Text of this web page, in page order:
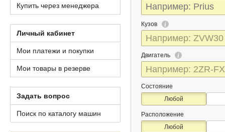
Кузов
Двигатель
Состояние
Любой
Расположение
Любой
Купить через менеджера
Личный кабинет
Мои платежи и покупки
Мои товары в резерве
Задать вопрос
Поиск по каталогу машин